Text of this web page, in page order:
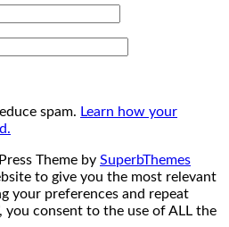
spam. Learn how your
Theme by SuperbThemes
to give you the most relevant
your preferences and repeat
you consent to the use of ALL the